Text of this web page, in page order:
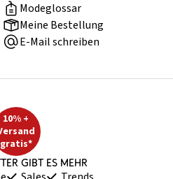
Modeglossar
Meine Bestellung
E-Mail schreiben
10% +
gratis*
gibt es mehr